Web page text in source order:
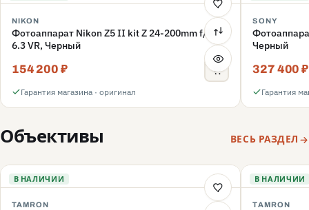
NIKON
Фотоаппарат Nikon Z5 II kit Z 24-200mm f/4-
6.3 VR, Черный
154 200 ₽
Гарантия магазина · оригинал
SONY
Черный
327 400 ₽
Гарантия
Объективы ВЕСЬ РАЗДЕЛ
В НАЛИЧИИ
TAMRON
В НАЛИЧИИ
TAMRON